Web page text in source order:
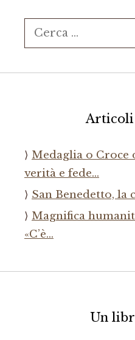
Ricerca
per:
Medaglia o Croce
verità e fede…
San Benedetto, la
Magnifica
«C’è…
Un